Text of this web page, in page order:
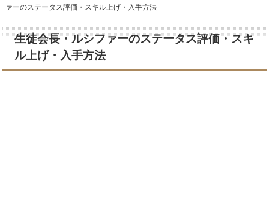
ァーのステータス評価・スキル上げ・入手方法
生徒会長・ルシファーのステータス評価・スキ
ル上げ・入手方法